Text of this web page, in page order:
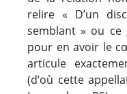
relire « D’un
semblant » ou ce
pour en avoir le
articule
(d’où cette